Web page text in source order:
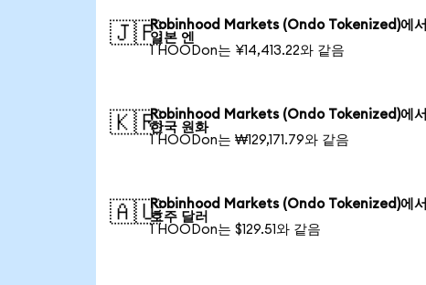
🇯🇵Robinhood Markets (Ondo Tokenized)에서
일본 엔
1 HOODon는 ¥14,413.22와 같음
🇰🇷Robinhood Markets (Ondo Tokenized)에서
한국 원화
1 HOODon는 ₩129,171.79와 같음
🇦🇺Robinhood Markets (Ondo Tokenized)에서
호주 달러
1 HOODon는 $129.51와 같음